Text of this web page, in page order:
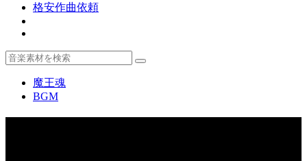
格安作曲依頼
魔王魂
BGM